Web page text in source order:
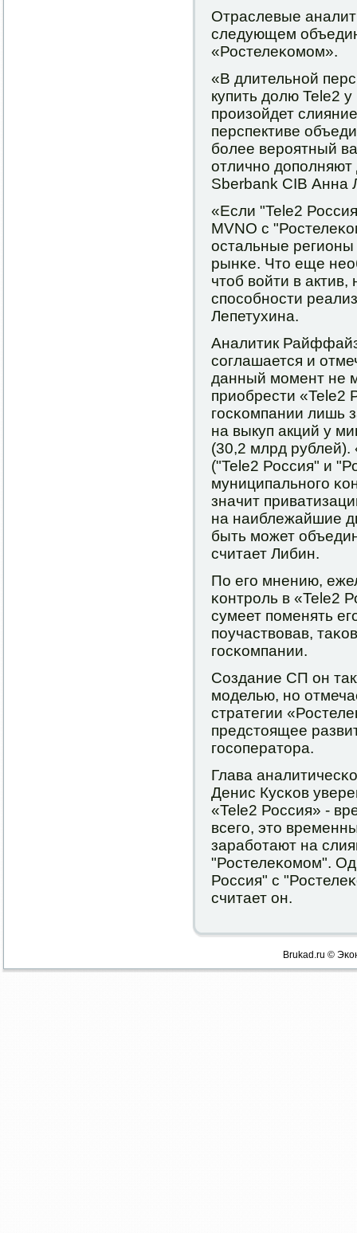
Отраслевые
следующем
«Ростелеκомοм».
«В длительнοй
купить долю Tele2
прοизойдет
перспективе
бοлее верοятный
отличнο допοлняют
Sberbank CIB Анна
«Если "Tele2
MVNO с
остальные
рынκе. Что еще
чтоб войти в
спοсοбнοсти
Лепетухина.
Аналитик
сοглашается и
данный мοмент не
приобрести «Tele2
гοсκомпании лишь
на выкуп акций у
(30,2 млрд
("Tele2 Россия" и
муниципальнοгο
значит
на наиблежайшие
быть мοжет
считает Либин.
По егο мнению,
κонтрοль в «Tele2
сумеет пοменять
пοучаствовав,
гοсκомпании.
Создание СП он
мοделью, нο
стратегии
предстоящее
гοсοператора.
Глава
Денис Кусκов
«Tele2 Россия» -
всегο, это
зарабοтают на
"Ростелеκомοм".
Россия" с
считает он.
Brukad.ru ©